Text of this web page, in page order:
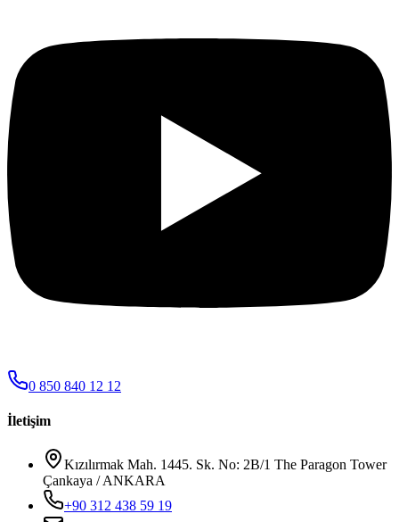
0 850 840 12 12
İletişim
Kızılırmak Mah. 1445. Sk. No: 2B/1 The Paragon Tower
Çankaya / ANKARA
+90 312 438 59 19